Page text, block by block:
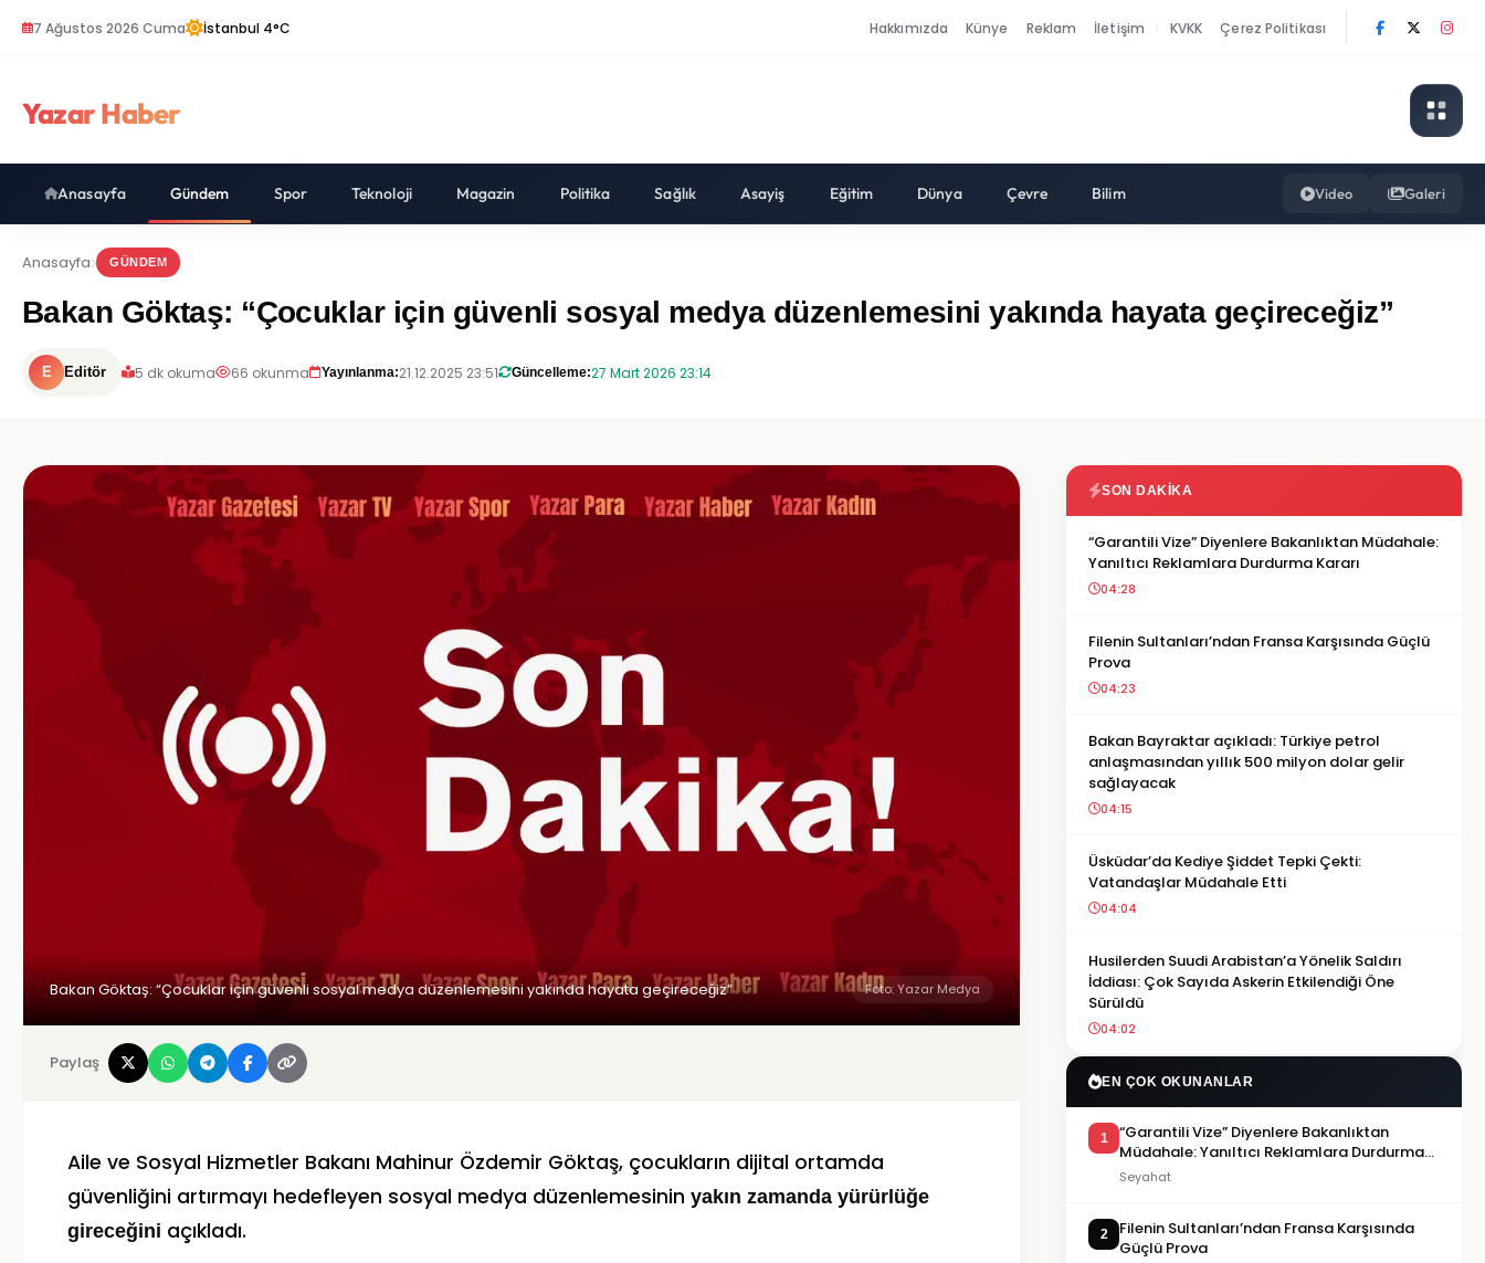
7 Ağustos 2026 Cuma İstanbul 4°C Hakkımızda Künye Reklam İletişim KVKK Çerez Politikası
Yazar Haber
Anasayfa Gündem Spor Teknoloji Magazin Politika Sağlık Asayiş Eğitim Dünya Çevre Bilim Video Galeri
Anasayfa GÜNDEM
Bakan Göktaş: “Çocuklar için güvenli sosyal medya düzenlemesini yakında hayata geçireceğiz”
E Editör 5 dk okuma 66 okunma Yayınlanma:21.12.2025 23:51 Güncelleme:27 Mart 2026 23:14
Bakan Göktaş: “Çocuklar için güvenli sosyal medya düzenlemesini yakında hayata geçireceğiz” Foto: Yazar Medya
Paylaş
Aile ve Sosyal Hizmetler Bakanı Mahinur Özdemir Göktaş, çocukların dijital ortamda
güvenliğini artırmayı hedefleyen sosyal medya düzenlemesinin yakın zamanda yürürlüğe
gireceğini açıkladı.
SON DAKIKA
“Garantili Vize” Diyenlere Bakanlıktan Müdahale:
Yanıltıcı Reklamlara Durdurma Kararı
04:28
Filenin Sultanları’ndan Fransa Karşısında Güçlü
Prova
04:23
Bakan Bayraktar açıkladı: Türkiye petrol
anlaşmasından yıllık 500 milyon dolar gelir
sağlayacak
04:15
Üsküdar’da Kediye Şiddet Tepki Çekti:
Vatandaşlar Müdahale Etti
04:04
Husilerden Suudi Arabistan’a Yönelik Saldırı
İddiası: Çok Sayıda Askerin Etkilendiği Öne
Sürüldü
04:02
EN ÇOK OKUNANLAR
1
“Garantili Vize” Diyenlere Bakanlıktan
Müdahale: Yanıltıcı Reklamlara Durdurma
Kararı
Seyahat
2
Filenin Sultanları’ndan Fransa Karşısında
Güçlü Prova